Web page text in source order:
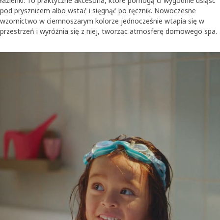
pod prysznicem albo wstać i sięgnąć po ręcznik. Nowoczesne
wzornictwo w ciemnoszarym kolorze jednocześnie wtapia się w
przestrzeń i wyróżnia się z niej, tworząc atmosferę domowego spa.